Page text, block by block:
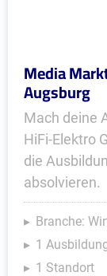
Media
Augsburg
Mach deine
HiFi-Elektro
die
absolvieren.
Branche:
1
1 Standort